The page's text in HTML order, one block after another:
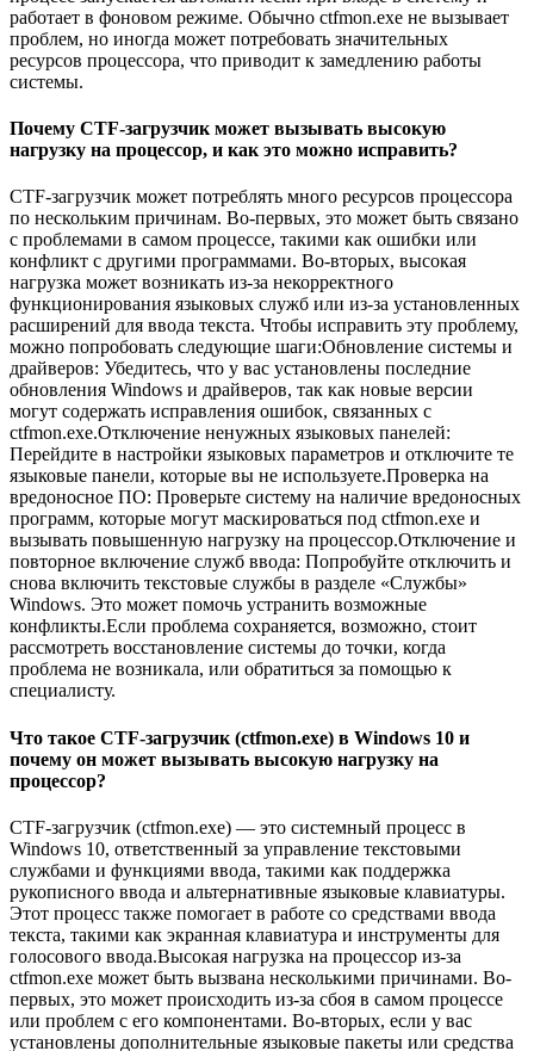
работает в фоновом режиме. Обычно ctfmon.exe не вызывает
проблем, но иногда может потребовать значительных
ресурсов процессора, что приводит к замедлению работы
системы.
Почему CTF-загрузчик может вызывать высокую
нагрузку на процессор, и как это можно исправить?
CTF-загрузчик может потреблять много ресурсов процессора
по нескольким причинам. Во-первых, это может быть связано
с проблемами в самом процессе, такими как ошибки или
конфликт с другими программами. Во-вторых, высокая
нагрузка может возникать из-за некорректного
функционирования языковых служб или из-за установленных
расширений для ввода текста. Чтобы исправить эту проблему,
можно попробовать следующие шаги:Обновление системы и
драйверов: Убедитесь, что у вас установлены последние
обновления Windows и драйверов, так как новые версии
могут содержать исправления ошибок, связанных с
ctfmon.exe.Отключение ненужных языковых панелей:
Перейдите в настройки языковых параметров и отключите те
языковые панели, которые вы не используете.Проверка на
вредоносное ПО: Проверьте систему на наличие вредоносных
программ, которые могут маскироваться под ctfmon.exe и
вызывать повышенную нагрузку на процессор.Отключение и
повторное включение служб ввода: Попробуйте отключить и
снова включить текстовые службы в разделе «Службы»
Windows. Это может помочь устранить возможные
конфликты.Если проблема сохраняется, возможно, стоит
рассмотреть восстановление системы до точки, когда
проблема не возникала, или обратиться за помощью к
специалисту.
Что такое CTF-загрузчик (ctfmon.exe) в Windows 10 и
почему он может вызывать высокую нагрузку на
процессор?
CTF-загрузчик (ctfmon.exe) — это системный процесс в
Windows 10, ответственный за управление текстовыми
службами и функциями ввода, такими как поддержка
рукописного ввода и альтернативные языковые клавиатуры.
Этот процесс также помогает в работе со средствами ввода
текста, такими как экранная клавиатура и инструменты для
голосового ввода.Высокая нагрузка на процессор из-за
ctfmon.exe может быть вызвана несколькими причинами. Во-
первых, это может происходить из-за сбоя в самом процессе
или проблем с его компонентами. Во-вторых, если у вас
установлены дополнительные языковые пакеты или средства